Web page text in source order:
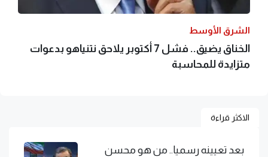
الشرق الأوسط
الخناق يضيق.. فشل 7 أكتوبر يلاحق نتنياهو بدعوات
متزايدة للمحاسبة
الاكثر قراءة
بعد تعيينه رسميا.. من هو محسن